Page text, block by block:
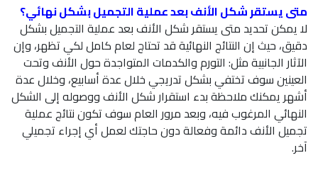
متى يستقر شكل الأنف بعد عملية التجميل بشكل نهائي؟
لا يمكن تحديد متى يستقر شكل الأنف بعد عملية التجميل بشكل
دقيق، حيث إن النتائج النهائية قد تحتاج لعام كامل لكي تظهر، وإن
الآثار الجانبية مثل: التورم والكدمات المتواجدة حول الأنف وتحت
العينين سوف تختفي بشكل تدريجي خلال عدة أسابيع، وخلال عدة
أشهر يمكنك ملاحظة بدء استقرار شكل الأنف ووصوله إلى الشكل
النهائي المرغوب فيه، وبعد مرور العام سوف تكون نتائج عملية
تجميل الأنف دائمة وفعالة دون حاجتك لعمل أي إجراء تجميلي
آخر.